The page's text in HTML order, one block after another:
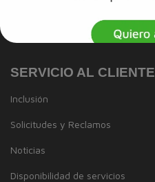
SERVICIO AL CLIENTE
Inclusión
Solicitudes y Reclamos
Noticias
Disponibilidad de servicios